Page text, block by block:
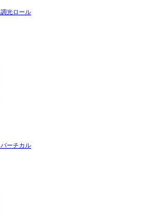
調光ロール
バーチカル